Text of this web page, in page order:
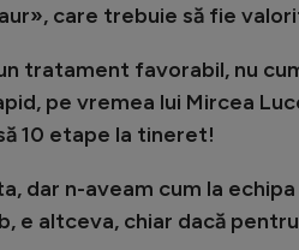
care trebuie să fie
tratament favorabil, nu
pe vremea lui Mircea
10 etape la tineret!
dar n-aveam cum la
e altceva, chiar dacă